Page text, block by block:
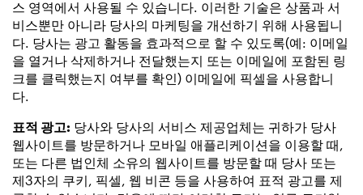
스 영역에서 사용될 수 있습니다. 이러한 기술은 상품과 서
비스뿐만 아니라 당사의 마케팅을 개선하기 위해 사용됩니
다. 당사는 광고 활동을 효과적으로 할 수 있도록(예: 이메일
을 열거나 삭제하거나 전달했는지 또는 이메일에 포함된 링
크를 클릭했는지 여부를 확인) 이메일에 픽셀을 사용합니
다.
표적 광고: 당사와 당사의 서비스 제공업체는 귀하가 당사
웹사이트를 방문하거나 모바일 애플리케이션을 이용할 때,
또는 다른 법인체 소유의 웹사이트를 방문할 때 당사 또는
제3자의 쿠키, 픽셀, 웹 비콘 등을 사용하여 표적 광고를 제